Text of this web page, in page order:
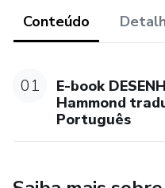
Conteúdo
01
E-book
Hammond
Português